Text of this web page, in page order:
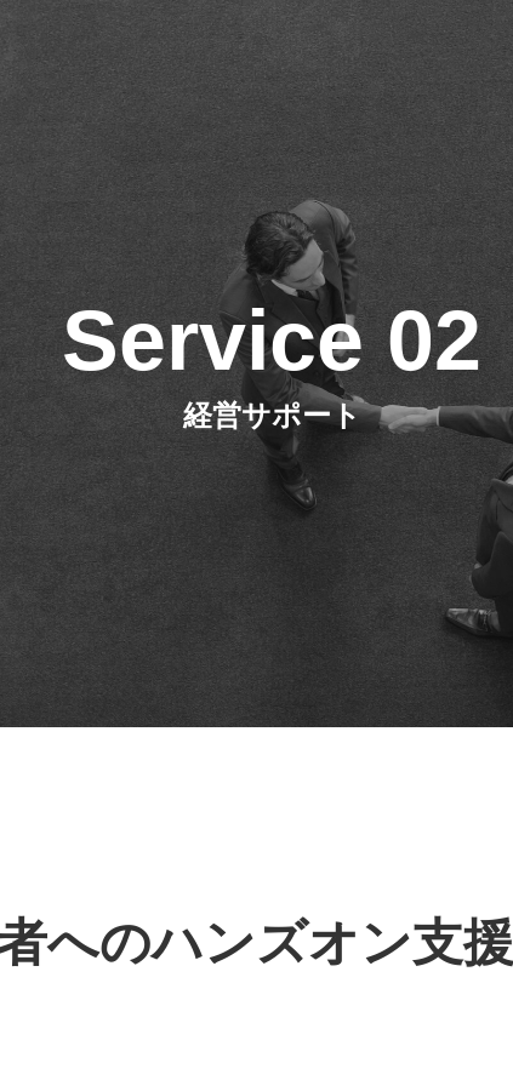
Service 02
経営サポート
へのハンズオン支援